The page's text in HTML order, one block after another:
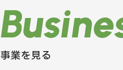
事業を見る